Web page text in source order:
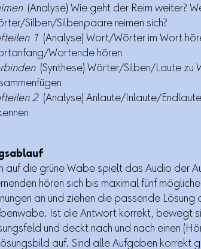
(Analyse) Wie geht der Reim weiter?
Silben/Silbenpaare reimen sich?
1 (Analyse) Wort/Wörter im Wort
Wortende hören
(Synthese) Wörter/Silben/Laute zu
2(Analyse) Anlaute/Inlaute/
auf die grüne Wabe spielt das Audio der
hören sich bis maximal fünf mögliche
an und ziehen die passende Lösung
Ist die Antwort korrekt, bewegt
und deckt nach und nach einen
auf. Sind alle Aufgaben korrekt